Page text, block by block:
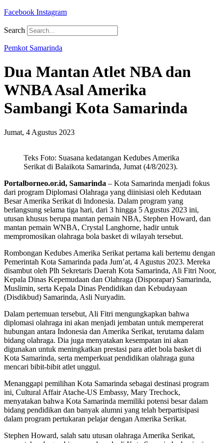
Facebook Instagram
Search
Pemkot Samarinda
Dua Mantan Atlet NBA dan
WNBA Asal Amerika
Sambangi Kota Samarinda
Jumat, 4 Agustus 2023
Teks Foto: Suasana kedatangan Kedubes Amerika
Serikat di Balaikota Samarinda, Jumat (4/8/2023).
Portalborneo.or.id, Samarinda – Kota Samarinda menjadi fokus
dari program Diplomasi Olahraga yang diinisiasi oleh Kedutaan
Besar Amerika Serikat di Indonesia. Dalam program yang
berlangsung selama tiga hari, dari 3 hingga 5 Agustus 2023 ini,
utusan khusus berupa mantan pemain NBA, Stephen Howard, dan
mantan pemain WNBA, Crystal Langhorne, hadir untuk
mempromosikan olahraga bola basket di wilayah tersebut.
Rombongan Kedubes Amerika Serikat pertama kali bertemu dengan
Pemerintah Kota Samarinda pada Jum’at, 4 Agustus 2023. Mereka
disambut oleh Plh Sekretaris Daerah Kota Samarinda, Ali Fitri Noor,
Kepala Dinas Kepemudaan dan Olahraga (Disporapar) Samarinda,
Muslimin, serta Kepala Dinas Pendidikan dan Kebudayaan
(Disdikbud) Samarinda, Asli Nuryadin.
Dalam pertemuan tersebut, Ali Fitri mengungkapkan bahwa
diplomasi olahraga ini akan menjadi jembatan untuk mempererat
hubungan antara Indonesia dan Amerika Serikat, terutama dalam
bidang olahraga. Dia juga menyatakan kesempatan ini akan
digunakan untuk meningkatkan prestasi para atlet bola basket di
Kota Samarinda, serta memperkuat pendidikan olahraga guna
mencari bibit-bibit atlet unggul.
Menanggapi pemilihan Kota Samarinda sebagai destinasi program
ini, Cultural Affair Atache-US Embassy, Mary Trechock,
menyatakan bahwa Kota Samarinda memiliki potensi besar dalam
bidang pendidikan dan banyak alumni yang telah berpartisipasi
dalam program pertukaran pelajar dengan Amerika Serikat.
Stephen Howard, salah satu utusan olahraga Amerika Serikat,